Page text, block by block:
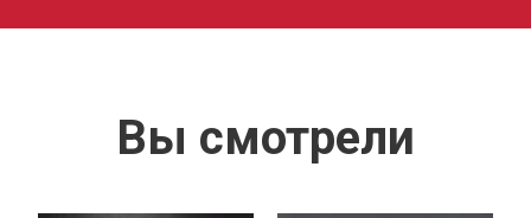
Вы смотрели